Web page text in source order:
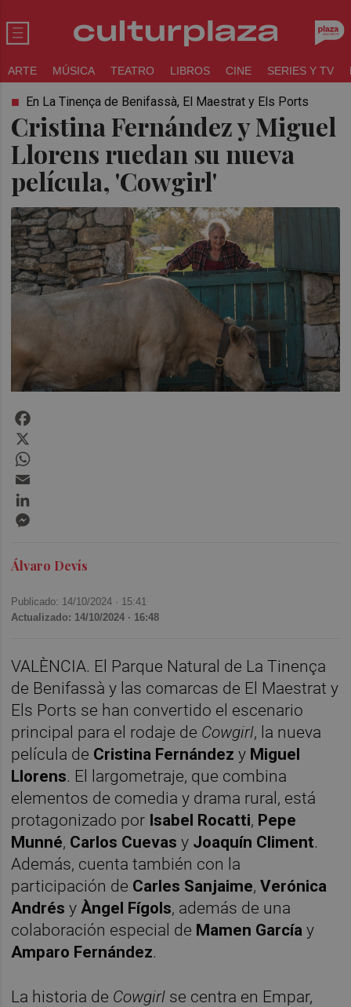
ARTE MÚSICA TEATRO LIBROS CINE SERIES Y TV
Cristina Fernández y Miguel
Llorens ruedan su nueva
película, 'Cowgirl'
En La Tinença de Benifassà, El Maestrat y Els Ports
Álvaro Devís
Publicado: 14/10/2024 · 15:41
Actualizado: 14/10/2024 · 16:48
VALÈNCIA. El Parque Natural de La Tinença
de Benifassà y las comarcas de El Maestrat y
Els Ports se han convertido el escenario
principal para el rodaje de Cowgirl, la nueva
película de Cristina Fernández y Miguel
Llorens. El largometraje, que combina
elementos de comedia y drama rural, está
protagonizado por Isabel Rocatti, Pepe
Munné, Carlos Cuevas y Joaquín Climent.
Además, cuenta también con la
participación de Carles Sanjaime,Verónica
Andrésy Àngel Fígols, además de una
colaboración especial de Mamen García y
Amparo Fernández.
La historia de Cowgirl se centra en Empar,